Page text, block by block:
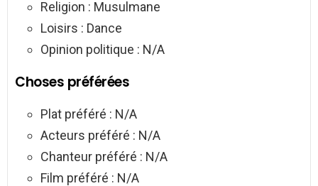
Religion : Musulmane
Loisirs : Dance
Opinion politique : N/A
Choses préférées
Plat préféré : N/A
Acteurs préféré : N/A
Chanteur préféré : N/A
Film préféré : N/A